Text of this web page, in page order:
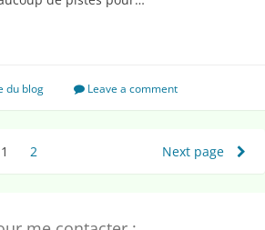
du blog Leave a comment
Page
1 2 Next page